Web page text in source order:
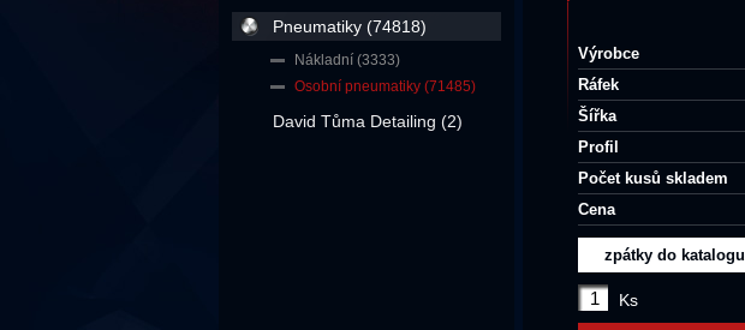
Výrobce
Ráfek
Šířka
Profil
Počet kusů skladem
Cena
zpátky do katalogu
Ks
Pneumatiky (74818)
Nákladní (3333)
Osobní pneumatiky (71485)
David Tůma Detailing (2)